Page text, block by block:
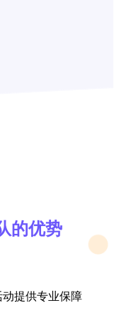
的优势
提供专业保障